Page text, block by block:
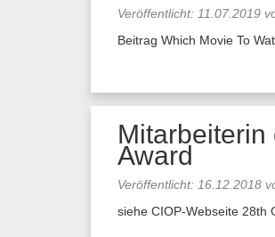
Veröffentlicht: 11.07.2019
Beitrag Which Movie To
Mitarbeiterin
Award
Veröffentlicht: 16.12.2018
siehe CIOP-Webseite 28th